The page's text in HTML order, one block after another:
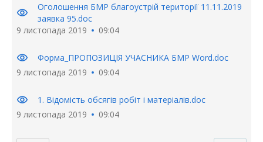
visibility
Оголошення БМР благоустрій території 11.11.2019
заявка 95.doc
9 листопада 2019
09:04
visibility
Форма_ПРОПОЗИЦІЯ УЧАСНИКА БМР Word.doc
9 листопада 2019
09:04
visibility
1. Відомість обсягів робіт і матеріалів.doc
9 листопада 2019
09:04